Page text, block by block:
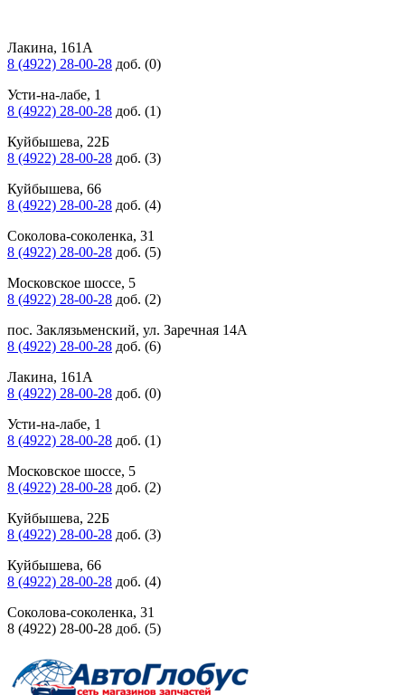
Лакина, 161А
8 (4922) 28-00-28 доб. (0)
Усти-на-лабе, 1
8 (4922) 28-00-28 доб. (1)
Куйбышева, 22Б
8 (4922) 28-00-28 доб. (3)
Куйбышева, 66
8 (4922) 28-00-28 доб. (4)
Соколова-соколенка, 31
8 (4922) 28-00-28 доб. (5)
Московское шоссе, 5
8 (4922) 28-00-28 доб. (2)
пос. Заклязьменский, ул. Заречная 14А
8 (4922) 28-00-28 доб. (6)
Лакина, 161А
8 (4922) 28-00-28 доб. (0)
Усти-на-лабе, 1
8 (4922) 28-00-28 доб. (1)
Московское шоссе, 5
8 (4922) 28-00-28 доб. (2)
Куйбышева, 22Б
8 (4922) 28-00-28 доб. (3)
Куйбышева, 66
8 (4922) 28-00-28 доб. (4)
Соколова-соколенка, 31
8 (4922) 28-00-28 доб. (5)